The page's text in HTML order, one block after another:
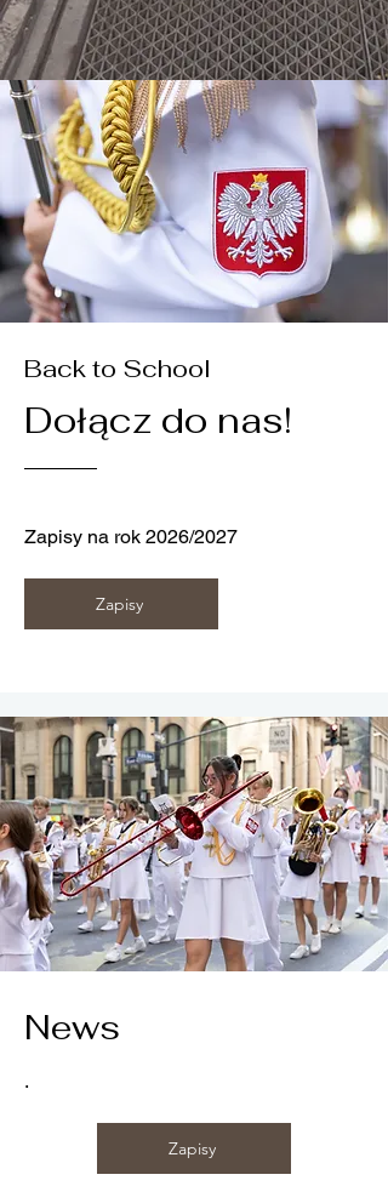
Back to School
Dołącz do nas!
Zapisy na rok 2026/2027
Zapisy
News
.
Zapisy